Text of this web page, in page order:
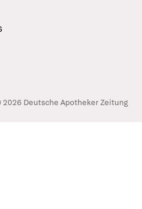
2026 Deutsche Apotheker Zeitung